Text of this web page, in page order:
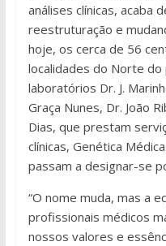
análises clínicas, acaba
reestruturação e
hoje, os cerca de 56
localidades do Norte
laboratórios Dr. J.
Graça Nunes, Dr. João
Dias, que prestam
clínicas, Genética
passam a designar-se
“O nome muda, mas a
profissionais médicos
nossos valores e